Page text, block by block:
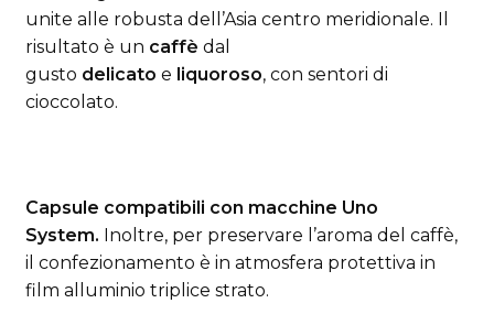
era:
24,90€.
è:
22,90€.
unite alle robusta dell’Asia centro meridionale. Il
risultato è un caffè dal
gusto delicato e liquoroso, con sentori di
cioccolato.
Capsule compatibili con macchine Uno
System. Inoltre, per preservare l’aroma del caffè,
il confezionamento è in atmosfera protettiva in
film alluminio triplice strato.